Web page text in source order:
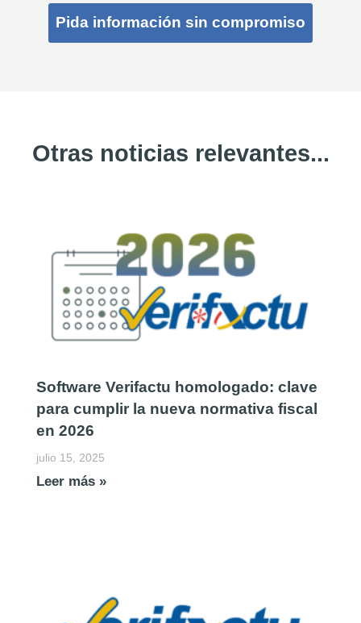
Pida información sin compromiso
Otras noticias relevantes...
Software Verifactu homologado: clave
para cumplir la nueva normativa fiscal
en 2026
julio 15, 2025
Leer más »